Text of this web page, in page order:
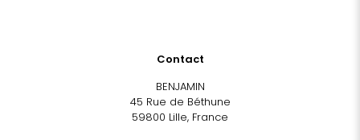
Contact
BENJAMIN
45 Rue de Béthune
59800 Lille, France